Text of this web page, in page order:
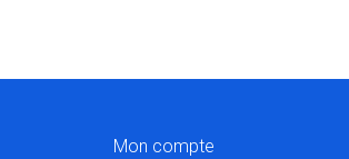
Mon compte